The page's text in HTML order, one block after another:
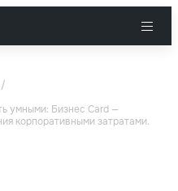
умными: Бизнес Card —
корпоративными затратами.